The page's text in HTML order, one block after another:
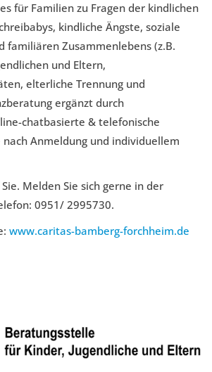
für Familien zu Fragen der kindlichen
kindliche Ängste, soziale
familiären Zusammenlebens (z.B.
und Eltern,
elterliche Trennung und
ergänzt durch
chatbasierte & telefonische
Anmeldung und individuellem
Melden Sie sich gerne in der
0951/ 2995730.
www.caritas-bamberg-forchheim.de